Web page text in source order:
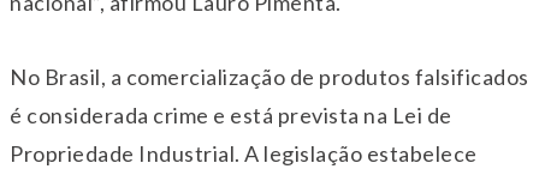
No Brasil, a comercialização de produtos falsificados
é considerada crime e está prevista na Lei de
Propriedade Industrial. A legislação estabelece